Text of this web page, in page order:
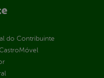
do Contribuinte